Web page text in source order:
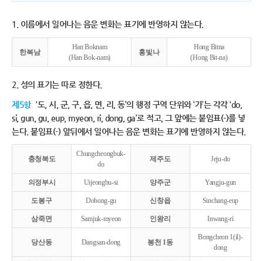
1. 이름에서 일어나는 음운 변화는 표기에 반영하지 않는다.
한복남
Han Boknam
(Han Bok-nam)
홍빛나
Hong Bitna
(Hong Bit-na)
2. 성의 표기는 따로 정한다.
제5항 ‘도, 시, 군, 구, 읍, 면, 리, 동’의 행정 구역 단위와 ‘가’는 각각 ‘do,
si, gun, gu, eup, myeon, ri, dong, ga’로 적고, 그 앞에는 붙임표(-)를 넣
는다. 붙임표(-) 앞뒤에서 일어나는 음운 변화는 표기에 반영하지 않는다.
충청북도
Chungcheongbuk-
do
제주도 Jeju-do
의정부시 Uijeongbu-si 양주군 Yangju-gun
도봉구 Dobong-gu 신창읍 Sinchang-eup
삼죽면 Samjuk-myeon 인왕리 Inwang-ri
당산동 Dangsan-dong 봉천 1동
Bongcheon 1(il)-
dong